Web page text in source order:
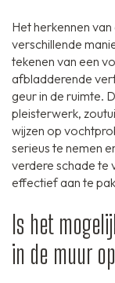
Het herkennen
verschillende
tekenen van een
afbladderende
geur in de ruimte.
pleisterwerk,
wijzen op
serieus te nemen
verdere schade te
effectief aan te
Is het
in de muur